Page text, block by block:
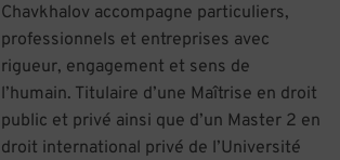
Chavkhalov accompagne particuliers,
professionnels et entreprises avec
rigueur, engagement et sens de
l’humain. Titulaire d’une Maîtrise en droit
public et privé ainsi que d’un Master 2 en
droit international privé de l’Université